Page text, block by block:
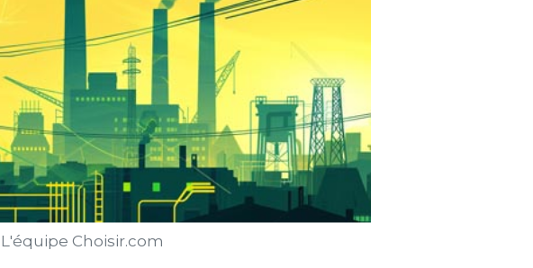
L'équipe Choisir.com